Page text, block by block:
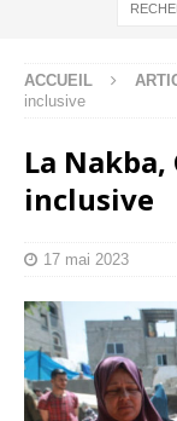
ACCUEIL
inclusive
La
inclusive
17 mai 2023